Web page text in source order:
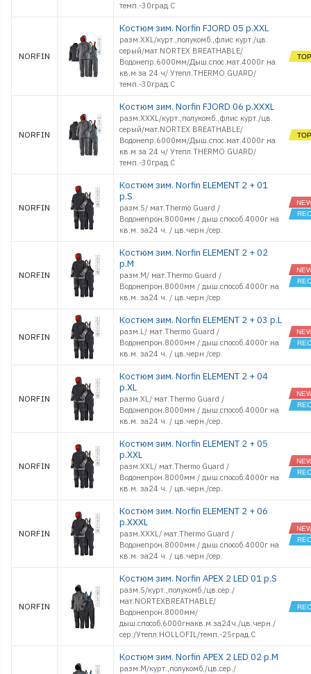
темп.-30град.С
NORFIN
Костюм зим. Norfin FJORD 05 р.XXL
разм.XXL/курт.,полукомб.,флис курт./цв.
серый/мат.NORTEX BREATHABLE/
Водонепр.6000мм/Дыш.спос.мат.4000г на
кв.м за 24 ч/ Утепл.THERMO GUARD/
темп.-30град.С
NORFIN
Костюм зим. Norfin FJORD 06 р.XXXL
разм.XXXL/курт.,полукомб.,флис курт./цв.
серый/мат.NORTEX BREATHABLE/
Водонепр.6000мм/Дыш.спос.мат.4000г на
кв.м за 24 ч/ Утепл.THERMO GUARD/
темп.-30град.С
NORFIN
Костюм зим. Norfin ELEMENT 2 + 01
р.S
разм.S/ мат.Thermo Guard /
Водонепрон.8000мм / дыш.способ.4000г на
кв.м. за24 ч. / цв.черн./сер.
NORFIN
Костюм зим. Norfin ELEMENT 2 + 02
р.M
разм.M/ мат.Thermo Guard /
Водонепрон.8000мм / дыш.способ.4000г на
кв.м. за24 ч. / цв.черн./сер.
NORFIN
Костюм зим. Norfin ELEMENT 2 + 03 р.L
разм.L/ мат.Thermo Guard /
Водонепрон.8000мм / дыш.способ.4000г на
кв.м. за24 ч. / цв.черн./сер.
NORFIN
Костюм зим. Norfin ELEMENT 2 + 04
р.XL
разм.XL/ мат.Thermo Guard /
Водонепрон.8000мм / дыш.способ.4000г на
кв.м. за24 ч. / цв.черн./сер.
NORFIN
Костюм зим. Norfin ELEMENT 2 + 05
р.XXL
разм.XXL/ мат.Thermo Guard /
Водонепрон.8000мм / дыш.способ.4000г на
кв.м. за24 ч. / цв.черн./сер.
NORFIN
Костюм зим. Norfin ELEMENT 2 + 06
р.XXXL
разм.XXXL/ мат.Thermo Guard /
Водонепрон.8000мм / дыш.способ.4000г на
кв.м. за24 ч. / цв.черн./сер.
NORFIN
Костюм зим. Norfin APEX 2 LED 01 р.S
разм.S/курт.,полукомб./цв.сер./
мат.NORTEXBREATHABLE/
Водонепрон.8000мм/
дыш.способ.6000гнакв.м.за24ч./цв.черн./
сер./Утепл.HOLLOFIL/темп.-25град.С
Костюм зим. Norfin APEX 2 LED 02 р.M
разм.M/курт.,полукомб./цв.сер./